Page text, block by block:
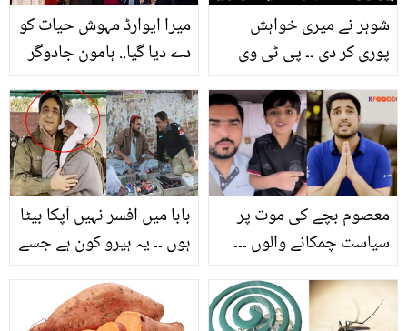
میرا ایوارڈ مہوش حیات کو
دے دیا گیا.. ہامون جادوگر
باوجود تمغہ امتیاز نہ ملنے
پر افسردہ
شوہر نے میری خواہش
پوری کر دی ۔۔ پی ٹی وی
عشرت فاطمہ اب کیا کر
رہی ہیں؟
بابا میں افسر نہیں آپکا بیٹا
ہوں ۔۔ یہ ہیرو کون ہے جسے
ہیں، غریبوں کا یہ گمنام
معصوم بچے کی موت پر
سیاست چمکانے والوں ۔۔۔
بچے عمار کے حق میں آواز